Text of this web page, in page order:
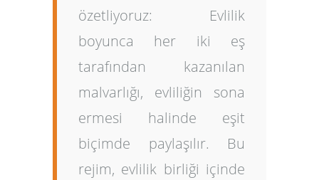
özetliyoruz: Evlilik
boyunca her iki eş
tarafından kazanılan
malvarlığı, evliliğin sona
ermesi halinde eşit
biçimde paylaşılır. Bu
rejim, evlilik birliği içinde